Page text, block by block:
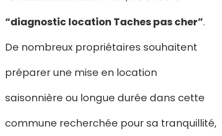
“diagnostic location Taches pas cher”.
De nombreux propriétaires souhaitent
préparer une mise en location
saisonnière ou longue durée dans cette
commune recherchée pour sa tranquillité,